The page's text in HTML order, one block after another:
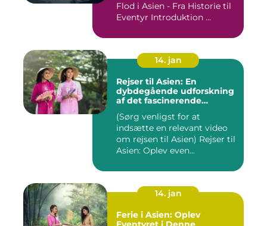
Flod i Asien - Fra Historie til
Eventyr Introduktion ...
14. jan
Rejser til Asien: En
dybdegående udforskning
af det fascinerende
(Sørg venligst for at
indsætte en relevant video
om rejsen til Asien) Rejser til
Asien: Oplev even...
14. jan
Ferie i Asien: Oplev